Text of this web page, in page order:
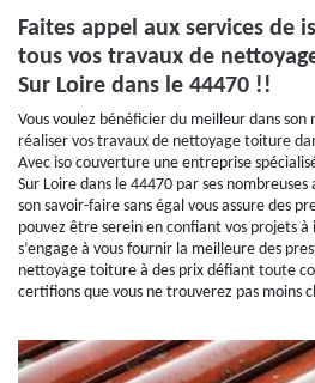
Faites appel aux services de
tous vos travaux de
Sur Loire dans le 44470 !!
Vous voulez bénéficier du meilleur dans son
réaliser vos travaux de nettoyage toiture
Avec iso couverture une entreprise
Sur Loire dans le 44470 par ses nombreuses
son savoir-faire sans égal vous assure des
pouvez être serein en confiant vos projets à
s’engage à vous fournir la meilleure des
nettoyage toiture à des prix défiant toute
certifions que vous ne trouverez pas moins